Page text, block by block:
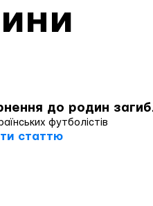
до родин
футболістів
статтю